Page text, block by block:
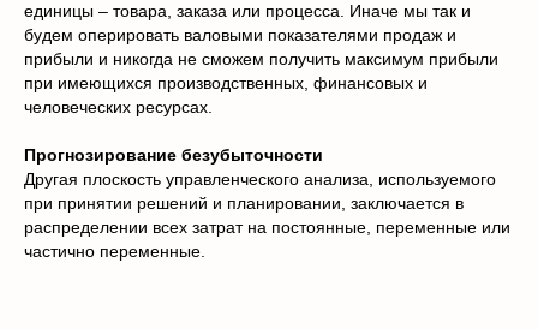
единицы – товара, заказа или процесса. Иначе мы так и
будем оперировать валовыми показателями продаж и
прибыли и никогда не сможем получить максимум прибыли
при имеющихся производственных, финансовых и
человеческих ресурсах.
Прогнозирование безубыточности
Другая плоскость управленческого анализа, используемого
при принятии решений и планировании, заключается в
распределении всех затрат на постоянные, переменные или
частично переменные.